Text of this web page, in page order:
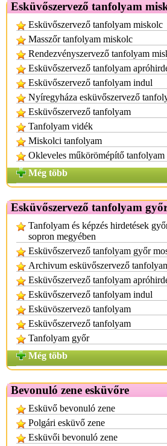
Esküvőszervező tanfolyam
Esküvőszervező tanfolyam miskolc
Masszőr tanfolyam miskolc
Rendezvényszervező tanfolyam
Esküvőszervező tanfolyam
Esküvőszervező tanfolyam indul
Nyíregyháza esküvőszervező
Esküvőszervező tanfolyam
Tanfolyam vidék
Miskolci tanfolyam
Okleveles műkörömépítő tanfolyam
Még több
Esküvőszervező tanfolyam
Tanfolyam és képzés hirdetések
sopron megyében
Esküvőszervező tanfolyam győr
Archivum esküvőszervező
Esküvőszervező tanfolyam
Esküvőszervező tanfolyam indul
Esküvöszervezö tanfolyam
Esküvőszervező tanfolyam
Tanfolyam győr
Még több
Bevonuló zene esküvőre
Esküvő bevonuló zene
Polgári esküvő zene
Esküvői bevonuló zene